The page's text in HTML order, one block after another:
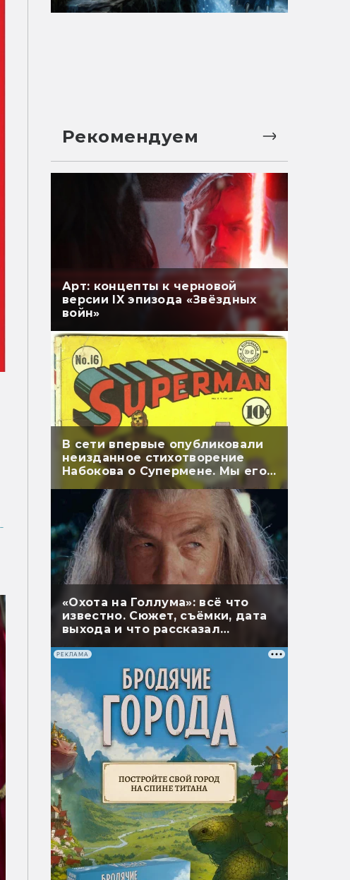
Рекомендуем
Арт: концепты к черновой
версии IX эпизода «Звёздных
войн»
В сети впервые опубликовали
неизданное стихотворение
Набокова о Супермене. Мы его
перевели
«Охота на Голлума»: всё что
известно. Сюжет, съёмки, дата
выхода и что рассказал
РЕКЛАМА